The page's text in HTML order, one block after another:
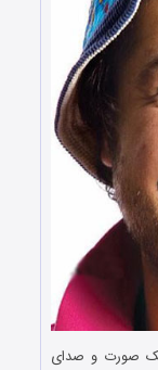
صورت و صدای